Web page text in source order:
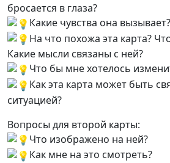
бросается в глаза?
Какие чувства она вызывает?
На что похожа эта карта?
Какие мысли связаны с ней?
Что бы мне хотелось
Как эта карта может быть
ситуацией?
Вопросы для второй карты:
Что изображено на ней?
Как мне на это смотреть?